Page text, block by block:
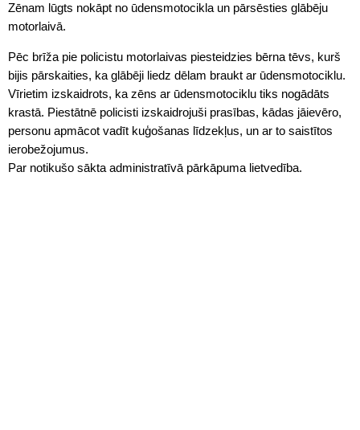
Zēnam lūgts nokāpt no ūdensmotocikla un pārsēsties glābēju
motorlaivā.
Pēc brīža pie policistu motorlaivas piesteidzies bērna tēvs, kurš
bijis pārskaities, ka glābēji liedz dēlam braukt ar ūdensmotociklu.
Vīrietim izskaidrots, ka zēns ar ūdensmotociklu tiks nogādāts
krastā. Piestātnē policisti izskaidrojuši prasības, kādas jāievēro,
personu apmācot vadīt kuģošanas līdzekļus, un ar to saistītos
ierobežojumus.
Par notikušo sākta administratīvā pārkāpuma lietvedība.